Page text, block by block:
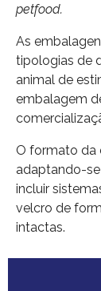
petfood.
As
tipologias de
animal de
embalagem
O formato da
adaptando-
incluir
velcro de
intactas.